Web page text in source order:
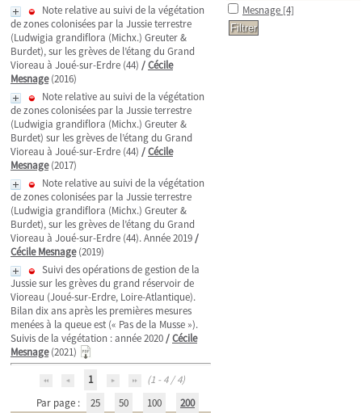
Note relative au suivi de la végétation
de zones colonisées par la Jussie terrestre
(Ludwigia grandiflora (Michx.) Greuter &
Burdet), sur les grèves de l’étang du Grand
Vioreau à Joué-sur-Erdre (44) /Cécile
Mesnage(2016)
Note relative au suivi de la végétation
de zones colonisées par la Jussie terrestre
(Ludwigia grandiflora (Michx.) Greuter &
Burdet) sur les grèves de l’étang du Grand
Vioreau à Joué-sur-Erdre (44) /Cécile
Mesnage(2017)
Note relative au suivi de la végétation
de zones colonisées par la Jussie terrestre
(Ludwigia grandiflora (Michx.) Greuter &
Burdet), sur les grèves de l’étang du Grand
Vioreau à Joué-sur-Erdre (44). Année 2019/
Cécile Mesnage(2019)
Suivi des opérations de gestion de la
Jussie sur les grèves du grand réservoir de
Vioreau (Joué-sur-Erdre, Loire-Atlantique).
Bilan dix ans après les premières mesures
menées à la queue est (« Pas de la Musse »).
Suivis de la végétation : année 2020/Cécile
Mesnage(2021)
1
(1 - 4 / 4)
Par page :
25 50 100 200
Mesnage [4]